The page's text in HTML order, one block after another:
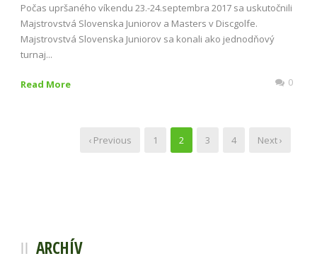
Počas upršaného víkendu 23.-24.septembra 2017 sa uskutočnili
Majstrovstvá Slovenska Juniorov a Masters v Discgolfe.
Majstrovstvá Slovenska Juniorov sa konali ako jednodňový
turnaj...
Read More 0
‹ Previous 1 2 3 4 Next ›
ARCHÍV